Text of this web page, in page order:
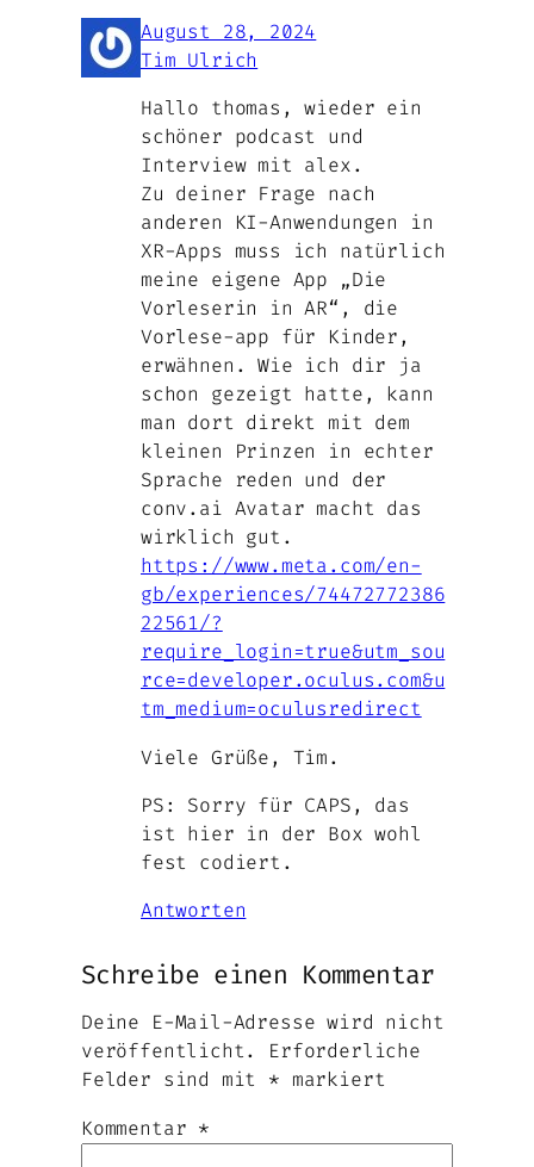
August 28, 2024
Tim Ulrich
Hallo thomas, wieder ein
schöner podcast und
Interview mit alex.
Zu deiner Frage nach
anderen KI-Anwendungen in
XR-Apps muss ich natürlich
meine eigene App „Die
Vorleserin in AR“, die
Vorlese-app für Kinder,
erwähnen. Wie ich dir ja
schon gezeigt hatte, kann
man dort direkt mit dem
kleinen Prinzen in echter
Sprache reden und der
conv.ai Avatar macht das
wirklich gut.
https://www.meta.com/en-
gb/experiences/74472772386
22561/?
require_login=true&utm_sou
rce=developer.oculus.com&u
tm_medium=oculusredirect
Viele Grüße, Tim.
PS: Sorry für CAPS, das
ist hier in der Box wohl
fest codiert.
Antworten
Schreibe einen Kommentar
Deine E-Mail-Adresse wird nicht
veröffentlicht.
Erforderliche
Felder sind mit * markiert
Kommentar *